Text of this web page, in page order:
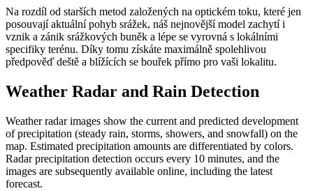
Na rozdíl od starších metod založených na optickém toku, které jen
posouvají aktuální pohyb srážek, náš nejnovější model zachytí i
vznik a zánik srážkových buněk a lépe se vyrovná s lokálními
specifiky terénu. Díky tomu získáte maximálně spolehlivou
předpověď deště a blížících se bouřek přímo pro vaši lokalitu.
Weather Radar and Rain Detection
Weather radar images show the current and predicted development
of precipitation (steady rain, storms, showers, and snowfall) on the
map. Estimated precipitation amounts are differentiated by colors.
Radar precipitation detection occurs every 10 minutes, and the
images are subsequently available online, including the latest
forecast.